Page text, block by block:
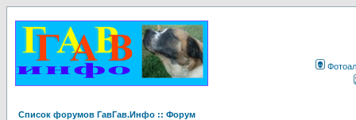
Список форумов ГавГав.Инфо :: Форум